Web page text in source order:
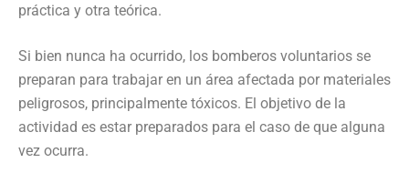
práctica y otra teórica.
Si bien nunca ha ocurrido, los bomberos voluntarios se
preparan para trabajar en un área afectada por materiales
peligrosos, principalmente tóxicos. El objetivo de la
actividad es estar preparados para el caso de que alguna
vez ocurra.